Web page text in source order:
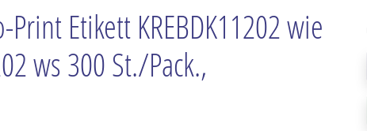
Print Etikett KREBDK11202 wie
ws 300 St./Pack.,